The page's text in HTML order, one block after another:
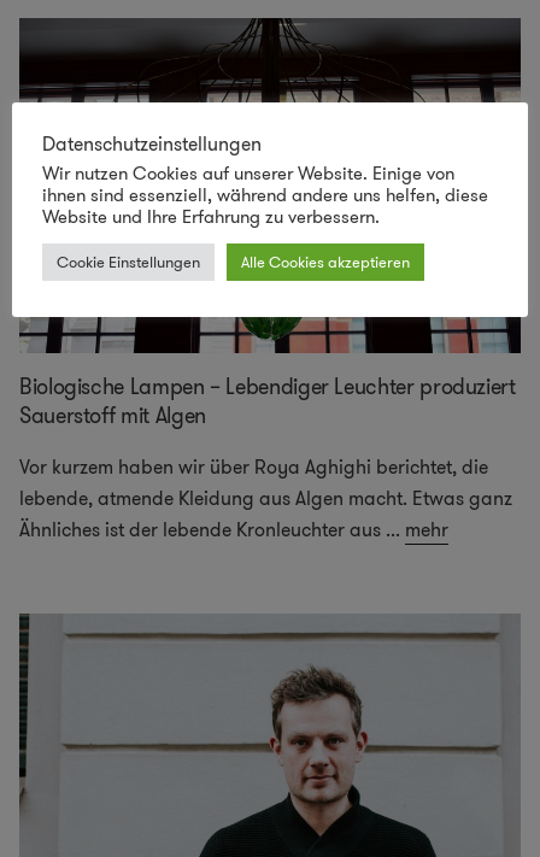
Biologische Lampen – Lebendiger Leuchter produziert
Sauerstoff mit Algen
Vor kurzem haben wir über Roya Aghighi berichtet, die
lebende, atmende Kleidung aus Algen macht. Etwas ganz
Ähnliches ist der lebende Kronleuchter aus ... mehr
Datenschutzeinstellungen
Wir nutzen Cookies auf unserer Website. Einige von
ihnen sind essenziell, während andere uns helfen, diese
Website und Ihre Erfahrung zu verbessern.
Cookie Einstellungen Alle Cookies akzeptieren